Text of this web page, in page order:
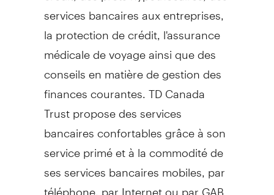
services bancaires aux entreprises,
la protection de crédit, l'assurance
médicale de voyage ainsi que des
conseils en matière de gestion des
finances courantes. TD Canada
Trust propose des services
bancaires confortables grâce à son
service primé et à la commodité de
ses services bancaires mobiles, par
téléphone, par Internet ou par GAB